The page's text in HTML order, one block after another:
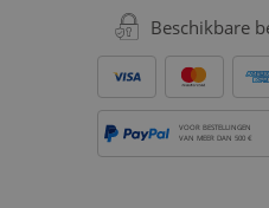
Beschikbare
VOOR BESTELLINGEN
VAN MEER DAN 500 €